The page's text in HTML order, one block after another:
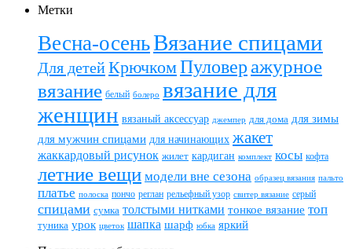
Метки
Весна-осеньВязание спицами
Для детейКрючкомПуловер ажурное
вязание белый болеро вязание для
женщин вязаный аксессуар джемпер для дома для зимы
для мужчин спицами для начинающих жакет
жаккардовый рисунок жилет кардиган комплект косы кофта
летние вещи модели вне сезона образец вязания пальто
платье полоска пончо реглан рельефный узор свитер вязание серый
спицами сумка толстыми нитками тонкое вязание топ
туника урок цветок шапка шарф юбка яркий